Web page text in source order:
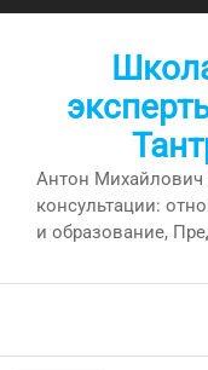
Перейти
Антон Михайлович
консультации:
и образование,